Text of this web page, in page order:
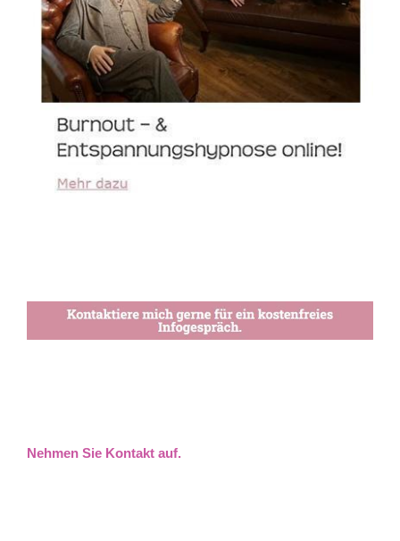
Nehmen Sie Kontakt auf.